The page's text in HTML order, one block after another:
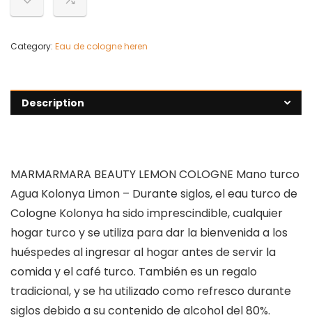
Category: Eau de cologne heren
Description
MARMARMARA BEAUTY LEMON COLOGNE Mano turco
Agua Kolonya Limon – Durante siglos, el eau turco de
Cologne Kolonya ha sido imprescindible, cualquier
hogar turco y se utiliza para dar la bienvenida a los
huéspedes al ingresar al hogar antes de servir la
comida y el café turco. También es un regalo
tradicional, y se ha utilizado como refresco durante
siglos debido a su contenido de alcohol del 80%.